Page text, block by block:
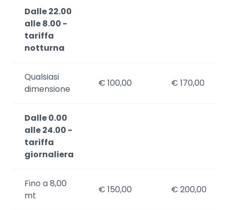
Dalle 22.00
alle 8.00 -
tariffa
notturna
Qualsiasi
dimensione
€ 100,00 € 170,00
Dalle 0.00
alle 24.00 -
tariffa
giornaliera
Fino a 8,00
mt
€ 150,00 € 200,00